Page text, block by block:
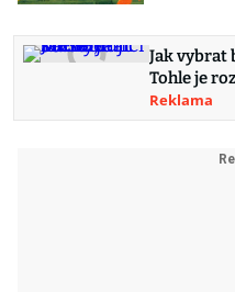
Jak vybrat
Tohle je
Reklama